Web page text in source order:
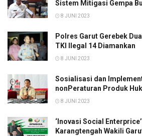
Sistem Mitigasi Gempa
8 JUNI 2023
Polres Garut Gerebek
TKI Ilegal 14 Diamankan
8 JUNI 2023
Sosialisasi dan
nonPeraturan Produk
8 JUNI 2023
‘Inovasi Social
Karangtengah Wakili